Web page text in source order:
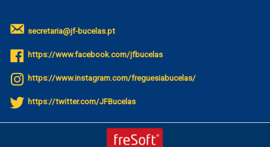
secretaria@jf-bucelas.pt
https://www.facebook.com/jfbucelas
https://www.instagram.com/freguesiabucelas/
https://twitter.com/JFBucelas